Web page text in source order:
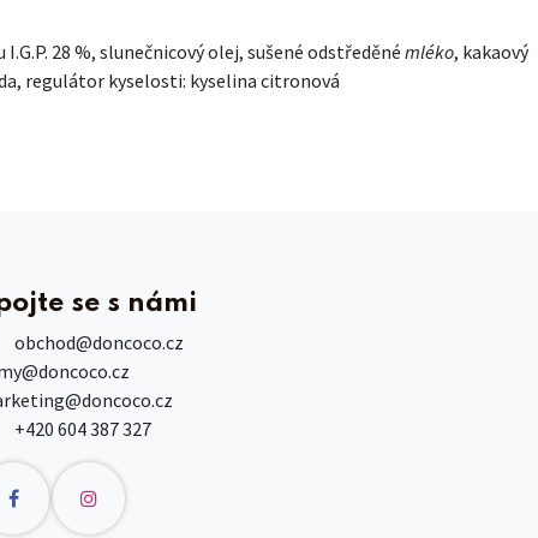
28 %, slunečnicový olej, sušené odstředěné mléko, kakaový
regulátor kyselosti: kyselina citronová
se s námi
obchod@doncoco.cz
+420 604 387 327